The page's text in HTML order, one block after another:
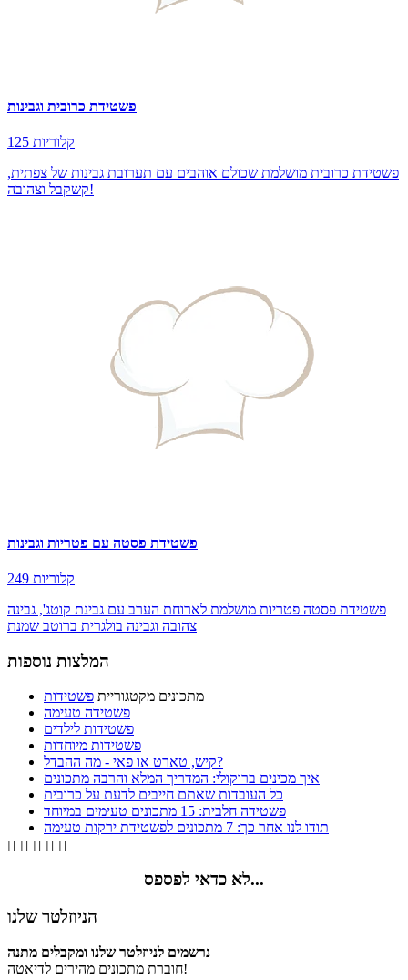
פשטידת כרובית וגבינות
125 קלוריות
פשטידת כרובית מושלמת שכולם אוהבים עם תערובת גבינות של צפתית,
קשקבל וצהובה!
פשטידת פסטה עם פטריות וגבינות
249 קלוריות
פשטידת פסטה פטריות מושלמת לארוחת הערב עם גבינת קוטג', גבינה
צהובה וגבינה בולגרית ברוטב שמנת
המלצות נוספות
מתכונים מקטגוריית פשטידות
פשטידה טעימה
פשטידות לילדים
פשטידות מיוחדות
קיש, טארט או פאי - מה ההבדל?
איך מכינים ברוקולי: המדריך המלא והרבה מתכונים
כל העובדות שאתם חייבים לדעת על כרובית
פשטידה חלבית: 15 מתכונים טעימים במיוחד
תודו לנו אחר כך: 7 מתכונים לפשטידת ירקות טעימה
    
לא כדאי לפספס...
הניוזלטר שלנו
נרשמים לניוזלטר שלנו ומקבלים מתנה
חוברת מתכונים מהירים לדיאטה!